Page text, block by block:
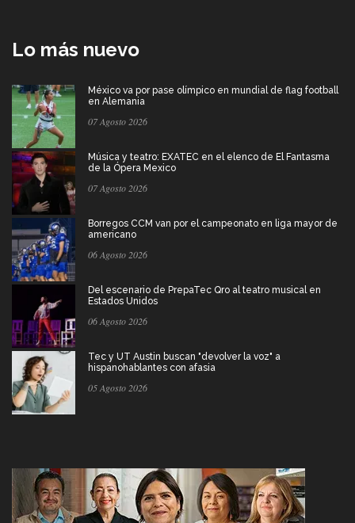
Lo más nuevo
México va por pase olímpico en mundial de flag football
en Alemania
07 Agosto 2026
Música y teatro: EXATEC en el elenco de El Fantasma
de la Ópera Mexico
07 Agosto 2026
Borregos CCM van por el campeonato en liga mayor de
americano
06 Agosto 2026
Del escenario de PrepaTec Qro al teatro musical en
Estados Unidos
06 Agosto 2026
Tec y UT Austin buscan "devolver la voz" a
hispanohablantes con afasia
05 Agosto 2026